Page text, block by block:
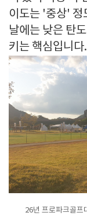
이도는 '중상' 정
날에는 낮은 탄
키는 핵심입니다.
26년 프로파크골프